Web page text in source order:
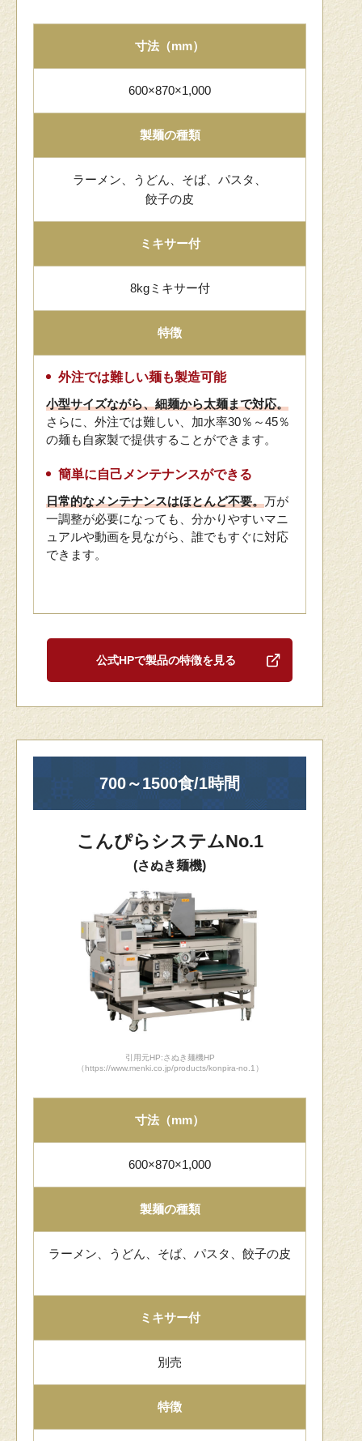
寸法（mm）
600×870×1,000
製麺の種類
ラーメン、うどん、そば、パスタ、
餃子の皮
ミキサー付
8kgミキサー付
特徴
外注では難しい麺も製造可能
小型サイズながら、細麺から太麺まで対応。
さらに、外注では難しい、加水率30％～45％
の麺も自家製で提供することができます。
簡単に自己メンテナンスができる
日常的なメンテナンスはほとんど不要。万が
一調整が必要になっても、分かりやすいマニ
ュアルや動画を見ながら、誰でもすぐに対応
できます。
公式HPで製品の特徴を見る
700～1500食/1時間
こんぴらシステムNo.1
(さぬき麺機)
引用元HP:さぬき麺機HP
（https://www.menki.co.jp/products/konpira-no.1）
寸法（mm）
600×870×1,000
製麺の種類
ラーメン、うどん、そば、パスタ、餃子の皮
ミキサー付
別売
特徴